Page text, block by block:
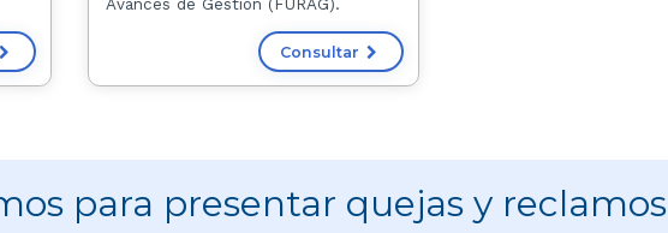
Avances de Gestión (FURAG).
Consultar
para presentar quejas y reclamos